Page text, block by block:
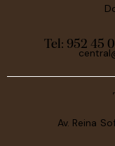
Tel: 952 45
Av. Reina